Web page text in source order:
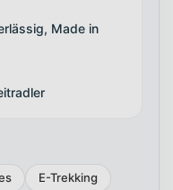
Made in
E-Trekking